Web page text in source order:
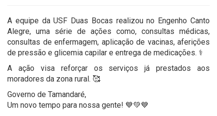
A equipe da USF Duas Bocas realizou no Engenho Canto
Alegre, uma série de ações como, consultas médicas,
consultas de enfermagem, aplicação de vacinas, aferições
de pressão e glicemia capilar e entrega de medicações. ⚕️
A ação visa reforçar os serviços já prestados aos
moradores da zona rural. 🥰
Governo de Tamandaré,
Um novo tempo para nossa gente! 💙💚💙